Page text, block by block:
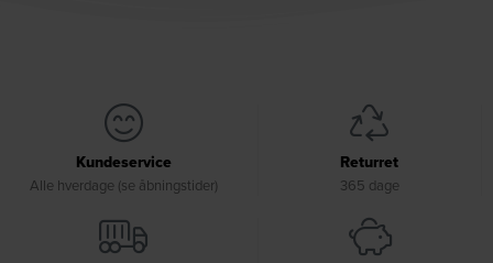
Kundeservice
Alle hverdage (se åbningstider)
Returret
365 dage